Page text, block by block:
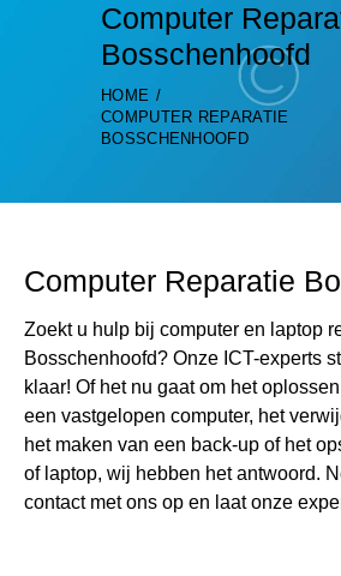
Computer
Bosschenhoofd
HOME
COMPUTER REPARATIE
BOSSCHENHOOFD
Computer Reparatie
Zoekt u hulp bij computer en laptop
Bosschenhoofd? Onze ICT-experts
klaar! Of het nu gaat om het
een vastgelopen computer, het
het maken van een back-up of het
of laptop, wij hebben het antwoord.
contact met ons op en laat onze